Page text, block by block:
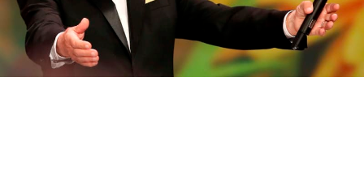
Časopis
Sledujte prima+